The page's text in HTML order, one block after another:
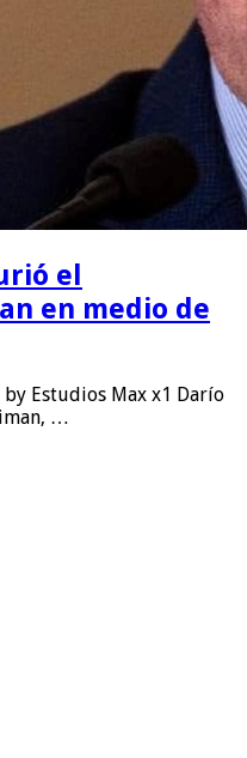
el
en medio de
Estudios Max x1 Darío
…